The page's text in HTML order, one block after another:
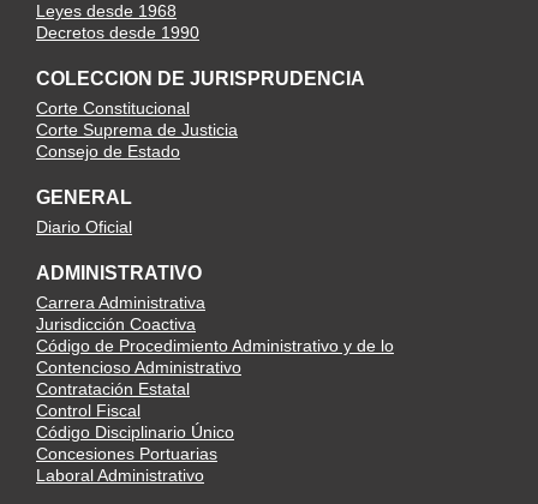
Leyes desde 1968
Decretos desde 1990
COLECCION DE JURISPRUDENCIA
Corte Constitucional
Corte Suprema de Justicia
Consejo de Estado
GENERAL
Diario Oficial
ADMINISTRATIVO
Carrera Administrativa
Jurisdicción Coactiva
Código de Procedimiento Administrativo y de lo
Contencioso Administrativo
Contratación Estatal
Control Fiscal
Código Disciplinario Único
Concesiones Portuarias
Laboral Administrativo